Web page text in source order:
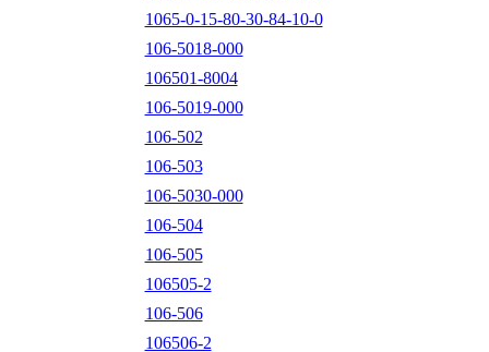
1065-0-15-80-30-84-10-0
106-5018-000
106501-8004
106-5019-000
106-502
106-503
106-5030-000
106-504
106-505
106505-2
106-506
106506-2